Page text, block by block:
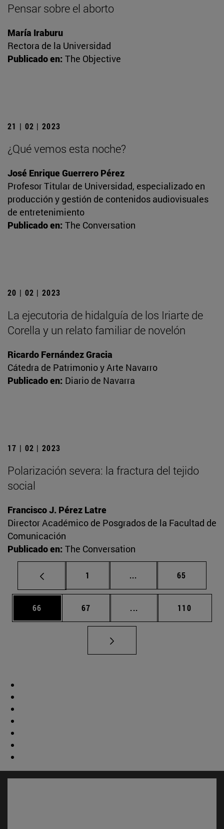
Pensar sobre el aborto
María Iraburu
Rectora de la Universidad
Publicado en: The Objective
21 | 02 | 2023
¿Qué vemos esta noche?
José Enrique Guerrero Pérez
Profesor Titular de Universidad, especializado en
producción y gestión de contenidos audiovisuales
de entretenimiento
Publicado en: The Conversation
20 | 02 | 2023
La ejecutoria de hidalguía de los Iriarte de
Corella y un relato familiar de novelón
Ricardo Fernández Gracia
Cátedra de Patrimonio y Arte Navarro
Publicado en: Diario de Navarra
17 | 02 | 2023
Polarización severa: la fractura del tejido
social
Francisco J. Pérez Latre
Director Académico de Posgrados de la Facultad de
Comunicación
Publicado en: The Conversation
Página
1 ... Páginas intermedias
Página
65
Página
66 Página
67 ... Páginas intermedias
Página
110